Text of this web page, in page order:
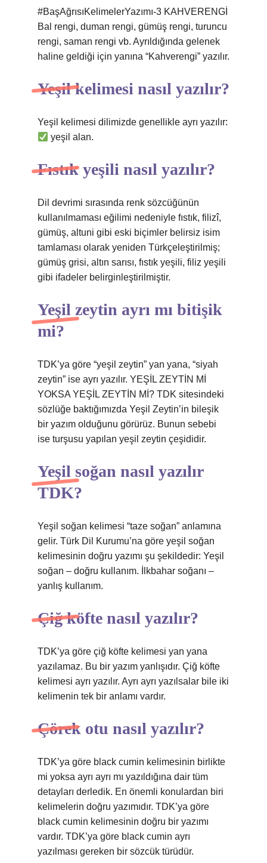
#BaşAğrısıKelimelerYazımı-3 KAHVERENGİ
Bal rengi, duman rengi, gümüş rengi, turuncu
rengi, saman rengi vb. Ayrıldığında gelenek
haline geldiği için yanına “Kahverengi” yazılır.
Yeşil kelimesi nasıl yazılır?
Yeşil kelimesi dilimizde genellikle ayrı yazılır:
yeşil alan.
Fıstık yeşili nasıl yazılır?
Dil devrimi sırasında renk sözcüğünün
kullanılmaması eğilimi nedeniyle fıstık, filizî,
gümüş, altuni gibi eski biçimler belirsiz isim
tamlaması olarak yeniden Türkçeleştirilmiş;
gümüş grisi, altın sarısı, fıstık yeşili, filiz yeşili
gibi ifadeler belirginleştirilmiştir.
Yeşil zeytin ayrı mı bitişik
mi?
TDK’ya göre “yeşil zeytin” yan yana, “siyah
zeytin” ise ayrı yazılır. YEŞİL ZEYTİN Mİ
YOKSA YEŞİL ZEYTİN Mİ? TDK sitesindeki
sözlüğe baktığımızda Yeşil Zeytin’in bileşik
bir yazım olduğunu görürüz. Bunun sebebi
ise turşusu yapılan yeşil zeytin çeşididir.
Yeşil soğan nasıl yazılır
TDK?
Yeşil soğan kelimesi “taze soğan” anlamına
gelir. Türk Dil Kurumu’na göre yeşil soğan
kelimesinin doğru yazımı şu şekildedir: Yeşil
soğan – doğru kullanım. İlkbahar soğanı –
yanlış kullanım.
Çiğ köfte nasıl yazılır?
TDK’ya göre çiğ köfte kelimesi yan yana
yazılamaz. Bu bir yazım yanlışıdır. Çiğ köfte
kelimesi ayrı yazılır. Ayrı ayrı yazılsalar bile iki
kelimenin tek bir anlamı vardır.
Çörek otu nasıl yazılır?
TDK’ya göre black cumin kelimesinin birlikte
mi yoksa ayrı ayrı mı yazıldığına dair tüm
detayları derledik. En önemli konulardan biri
kelimelerin doğru yazımıdır. TDK’ya göre
black cumin kelimesinin doğru bir yazımı
vardır. TDK’ya göre black cumin ayrı
yazılması gereken bir sözcük türüdür.